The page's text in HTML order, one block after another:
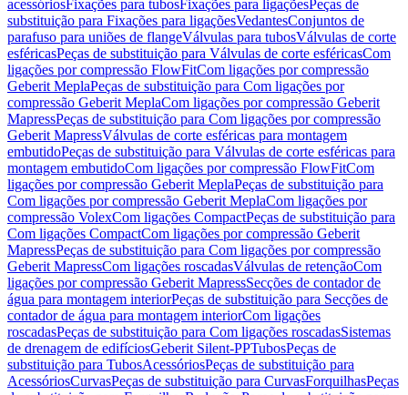
acessóriosFixações para tubosFixações para ligaçõesPeças de
substituição para Fixações para ligaçõesVedantesConjuntos de
parafuso para uniões de flangeVálvulas para tubosVálvulas de corte
esféricasPeças de substituição para Válvulas de corte esféricasCom
ligações por compressão FlowFitCom ligações por compressão
Geberit MeplaPeças de substituição para Com ligações por
compressão Geberit MeplaCom ligações por compressão Geberit
MapressPeças de substituição para Com ligações por compressão
Geberit MapressVálvulas de corte esféricas para montagem
embutidoPeças de substituição para Válvulas de corte esféricas para
montagem embutidoCom ligações por compressão FlowFitCom
ligações por compressão Geberit MeplaPeças de substituição para
Com ligações por compressão Geberit MeplaCom ligações por
compressão VolexCom ligações CompactPeças de substituição para
Com ligações CompactCom ligações por compressão Geberit
MapressPeças de substituição para Com ligações por compressão
Geberit MapressCom ligações roscadasVálvulas de retençãoCom
ligações por compressão Geberit MapressSecções de contador de
água para montagem interiorPeças de substituição para Secções de
contador de água para montagem interiorCom ligações
roscadasPeças de substituição para Com ligações roscadasSistemas
de drenagem de edifíciosGeberit Silent-PPTubosPeças de
substituição para TubosAcessóriosPeças de substituição para
AcessóriosCurvasPeças de substituição para CurvasForquilhasPeças